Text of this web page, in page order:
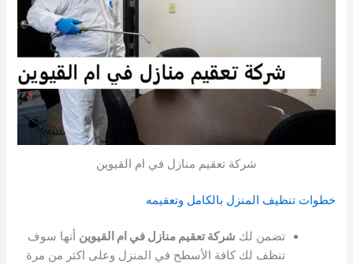
شركة تعقيم منازل في ام القيوين
خطوات تنظيف المنزل بالكامل وتعقيمه
تضمن لك شركة تعقيم منازل في ام القيوين أنها سوف
تنظف لك كافة الأسطح في المنزل وعلى اكثر من مرة